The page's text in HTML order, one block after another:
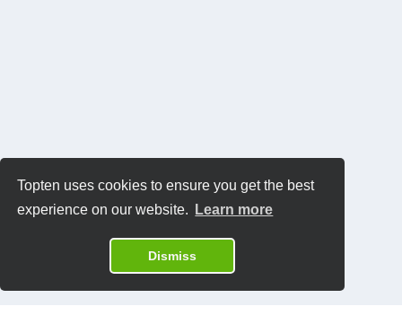
Topten uses cookies to ensure you get the best
experience on our website.
Learn more
Dismiss